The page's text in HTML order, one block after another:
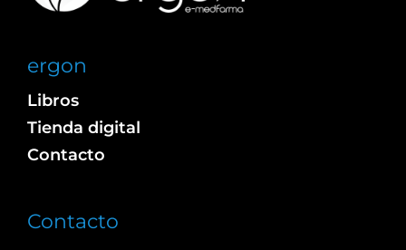
ergon
Libros
Tienda digital
Contacto
Contacto